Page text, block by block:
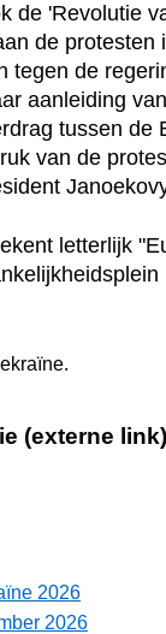
de 'Revolutie
de
tegen de
aanleiding
tussen de
van de
letterlijk
.
(externe link)
2026
2026